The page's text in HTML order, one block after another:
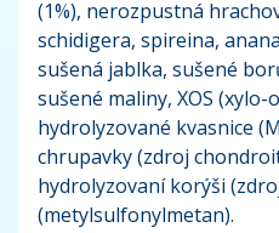
(1%), nerozpustná
schidigera, spireina,
sušená jablka, sušené
sušené maliny, XOS
hydrolyzované kvasnice
chrupavky (zdroj
hydrolyzovaní korýši
(metylsulfonylmetan).